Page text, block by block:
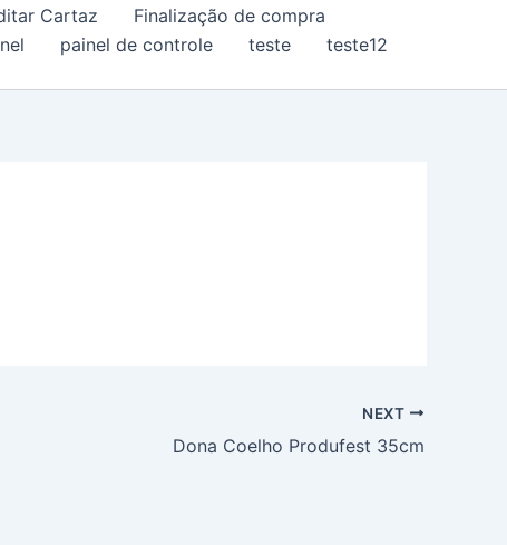
Cartaz
Finalização de compra
painel de controle teste
teste12
NEXT
Dona Coelho Produfest 35cm